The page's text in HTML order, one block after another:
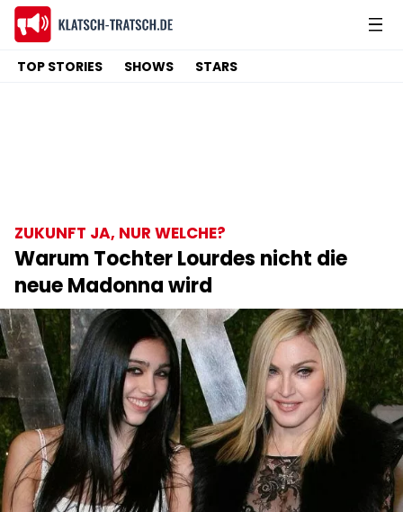
TOP STORIES SHOWS STARS
ZUKUNFT JA, NUR WELCHE?
Warum Tochter Lourdes nicht die
neue Madonna wird